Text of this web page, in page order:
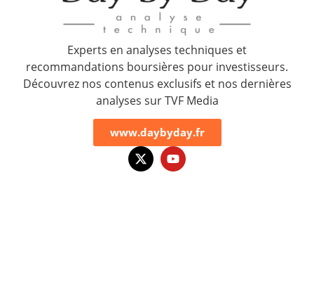
Experts en analyses techniques et
recommandations boursières pour investisseurs.
Découvrez nos contenus exclusifs et nos dernières
analyses sur TVF Media
www.daybyday.fr